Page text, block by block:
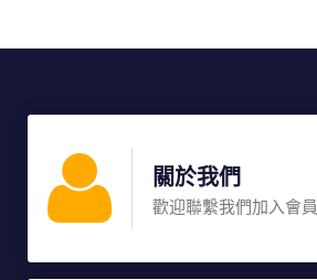
關於我們
歡迎聯繫我們加入會員